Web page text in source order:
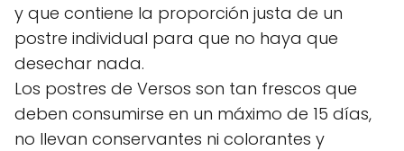
y que contiene la proporción justa de un
postre individual para que no haya que
desechar nada.
Los postres de Versos son tan frescos que
deben consumirse en un máximo de 15 días,
no llevan conservantes ni colorantes y